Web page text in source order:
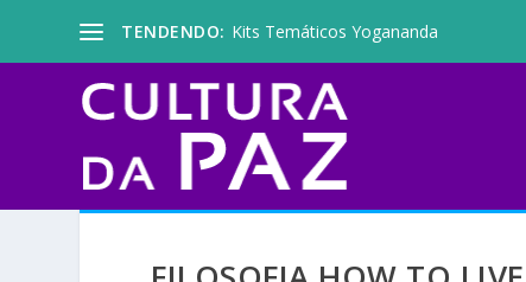
TENDENDO: Kits Temáticos Yogananda